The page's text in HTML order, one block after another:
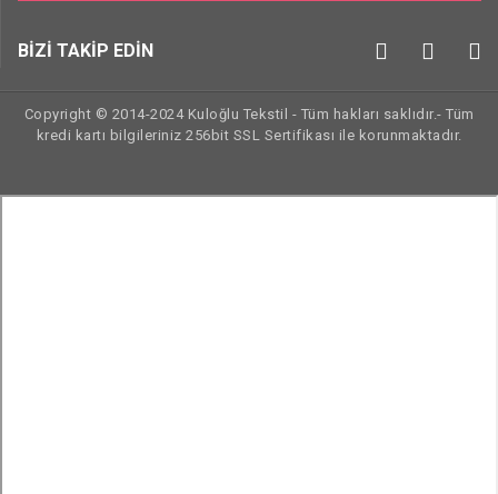
BİZİ TAKİP EDİN
Copyright © 2014-2024 Kuloğlu Tekstil - Tüm hakları saklıdır.- Tüm
kredi kartı bilgileriniz 256bit SSL Sertifikası ile korunmaktadır.